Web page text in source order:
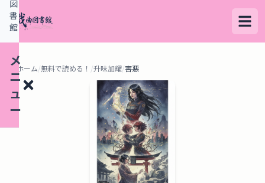
メ
ニ
ュ
ー
図
書
館
ホーム/無料で読める！ /升味加耀/害悪